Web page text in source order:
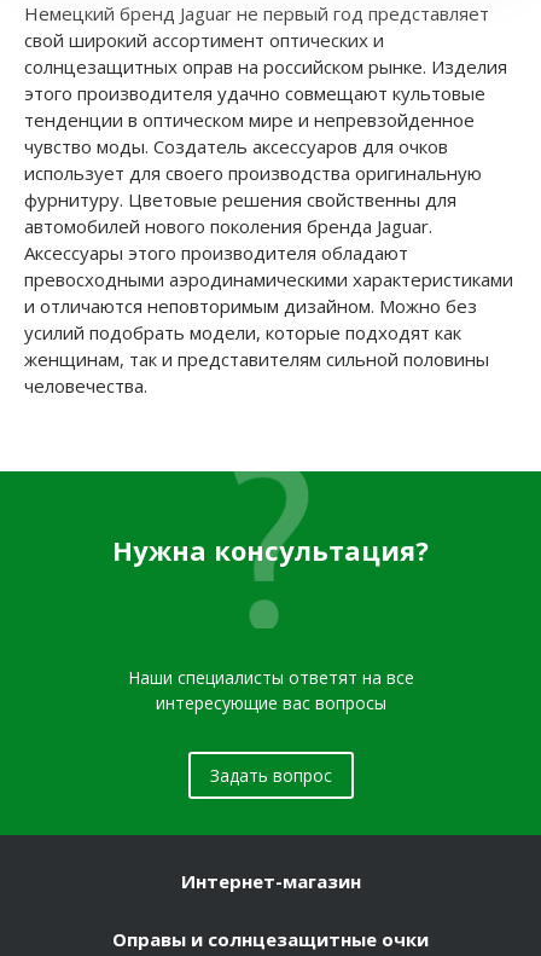
Немецкий бренд Jaguar не первый год представляет
свой широкий ассортимент оптических и
солнцезащитных оправ на российском рынке. Изделия
этого производителя удачно совмещают культовые
тенденции в оптическом мире и непревзойденное
чувство моды. Создатель аксессуаров для очков
использует для своего производства оригинальную
фурнитуру. Цветовые решения свойственны для
автомобилей нового поколения бренда Jaguar.
Аксессуары этого производителя обладают
превосходными аэродинамическими характеристиками
и отличаются неповторимым дизайном. Можно без
усилий подобрать модели, которые подходят как
женщинам, так и представителям сильной половины
человечества.
Нужна консультация?
Наши специалисты ответят на все
интересующие вас вопросы
Задать вопрос
Интернет-магазин
Оправы и солнцезащитные очки